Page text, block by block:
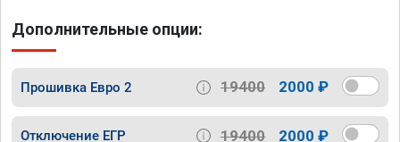
Дополнительные опции:
Прошивка Евро 2 19400 2000 ₽
Отключение ЕГР 19400 2000 ₽